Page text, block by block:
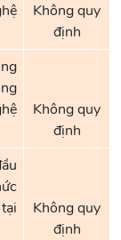
Không quy
định
Không quy
định
Không quy
định